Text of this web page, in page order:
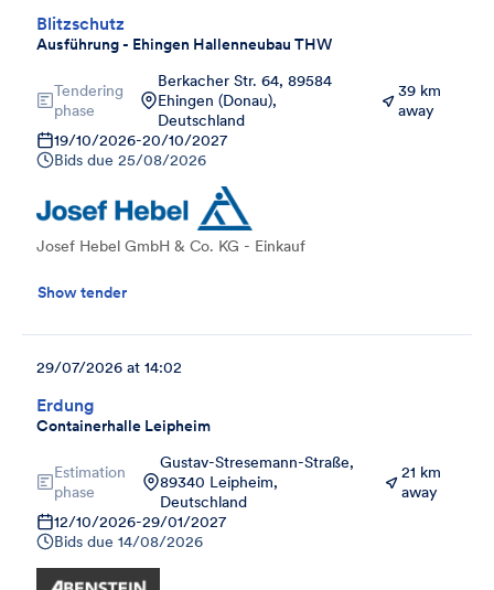
Blitzschutz
Ausführung - Ehingen Hallenneubau THW
Tendering
phase
Berkacher Str. 64, 89584
Ehingen (Donau),
Deutschland
39 km
away
19/10/2026-20/10/2027
Bids due 25/08/2026
Josef Hebel GmbH & Co. KG - Einkauf
Show tender
Erdung
Containerhalle Leipheim
29/07/2026 at 14:02
Estimation
phase
Gustav-Stresemann-Straße,
89340 Leipheim,
Deutschland
21 km
away
12/10/2026-29/01/2027
Bids due 14/08/2026